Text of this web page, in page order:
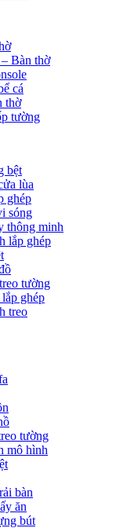
Bàn thờ
cá
thờ
tường
bệt
lùa
ghép
sóng
thông minh
lắp ghép
tường
ghép
treo
tường
mô hình
bàn
ăn
bút